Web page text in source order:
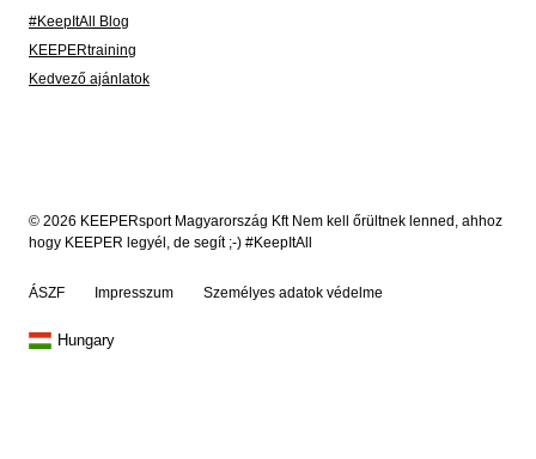
#KeepItAll Blog
KEEPERtraining
Kedvező ajánlatok
© 2026 KEEPERsport Magyarország Kft Nem kell őrültnek lenned, ahhoz
hogy KEEPER legyél, de segít ;-) #KeepItAll
ÁSZF Impresszum Személyes adatok védelme
Hungary